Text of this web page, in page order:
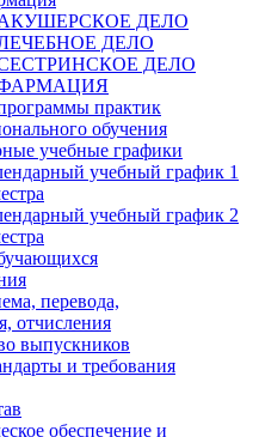
АКУШЕРСКОЕ ДЕЛО
ЛЕЧЕБНОЕ ДЕЛО
СЕСТРИНСКОЕ ДЕЛО
ФАРМАЦИЯ
практик
обучения
учебные графики
учебный график 1
учебный график 2
перевода,
отчисления
выпускников
и требования
обеспечение и